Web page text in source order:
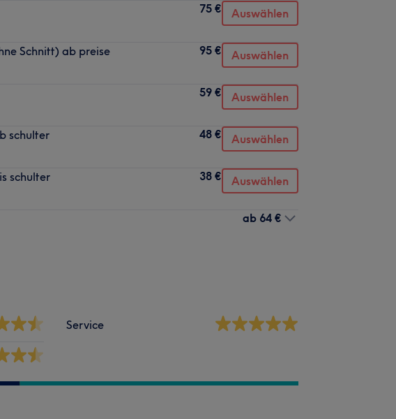
75 € Auswählen
Schnitt) ab preise
95 € Auswählen
59 € Auswählen
schulter
48 € Auswählen
schulter
38 € Auswählen
ab 64 €
Service